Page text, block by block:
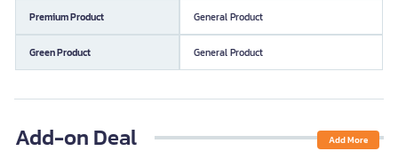
Premium Product General Product
Green Product General Product
Add-on Deal Add More